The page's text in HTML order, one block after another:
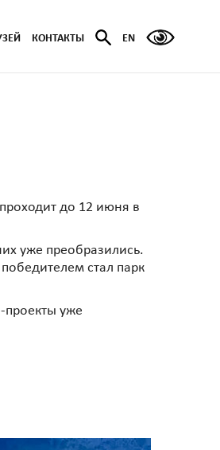
КОНТАКТЫ EN
до 12 июня в
уже преобразились.
стал парк
проекты уже